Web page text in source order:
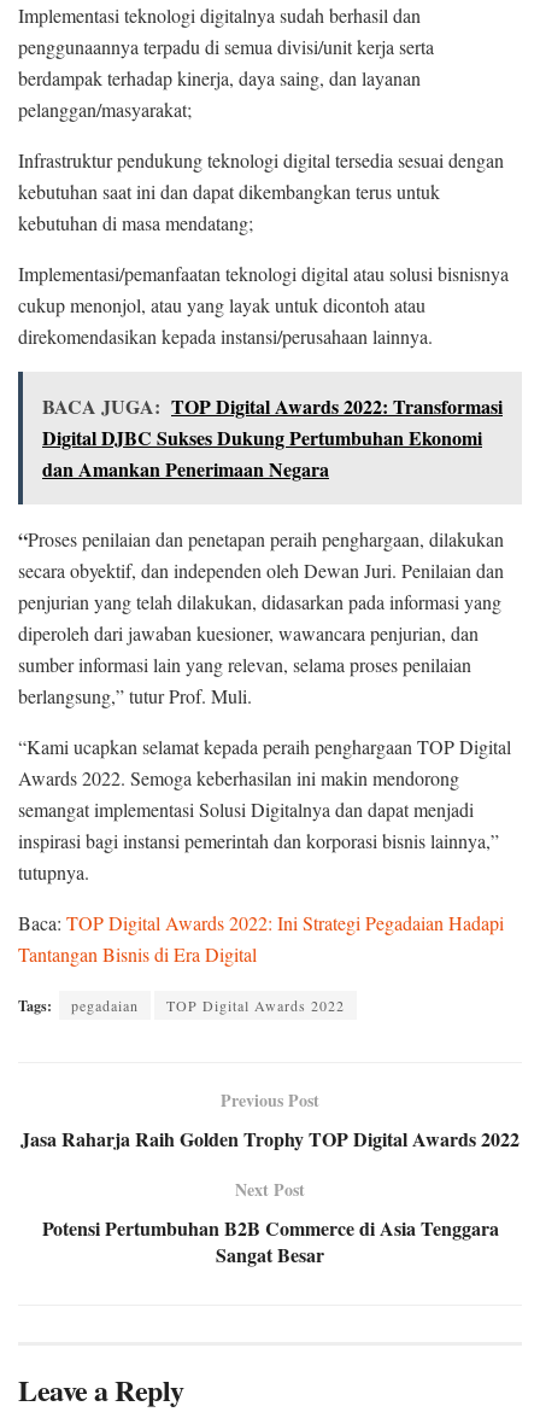
Implementasi teknologi digitalnya sudah berhasil dan
penggunaannya terpadu di semua divisi/unit kerja serta
berdampak terhadap kinerja, daya saing, dan layanan
pelanggan/masyarakat;
Infrastruktur pendukung teknologi digital tersedia sesuai dengan
kebutuhan saat ini dan dapat dikembangkan terus untuk
kebutuhan di masa mendatang;
Implementasi/pemanfaatan teknologi digital atau solusi bisnisnya
cukup menonjol, atau yang layak untuk dicontoh atau
direkomendasikan kepada instansi/perusahaan lainnya.
BACA JUGA: TOP Digital Awards 2022: Transformasi
Digital DJBC Sukses Dukung Pertumbuhan Ekonomi
dan Amankan Penerimaan Negara
“Proses penilaian dan penetapan peraih penghargaan, dilakukan
secara obyektif, dan independen oleh Dewan Juri. Penilaian dan
penjurian yang telah dilakukan, didasarkan pada informasi yang
diperoleh dari jawaban kuesioner, wawancara penjurian, dan
sumber informasi lain yang relevan, selama proses penilaian
berlangsung,” tutur Prof. Muli.
“Kami ucapkan selamat kepada peraih penghargaan TOP Digital
Awards 2022. Semoga keberhasilan ini makin mendorong
semangat implementasi Solusi Digitalnya dan dapat menjadi
inspirasi bagi instansi pemerintah dan korporasi bisnis lainnya,”
tutupnya.
Baca: TOP Digital Awards 2022: Ini Strategi Pegadaian Hadapi
Tantangan Bisnis di Era Digital
Tags: pegadaian TOP Digital Awards 2022
Previous Post
Jasa Raharja Raih Golden Trophy TOP Digital Awards 2022
Next Post
Potensi Pertumbuhan B2B Commerce di Asia Tenggara
Sangat Besar
Leave a Reply